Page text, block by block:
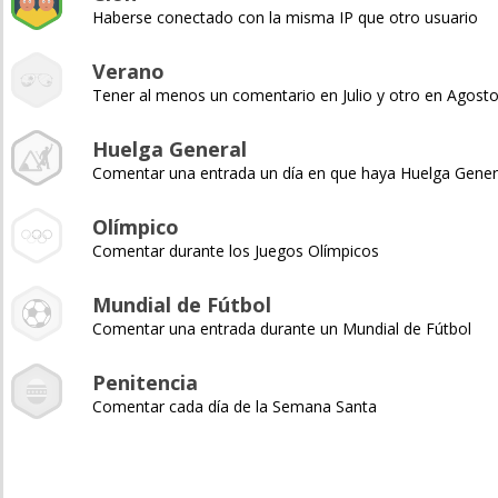
Haberse conectado con la misma IP que otro usuario
Verano
Tener al menos un comentario en Julio y otro en Agosto
Huelga General
Comentar una entrada un día en que haya Huelga
Olímpico
Comentar durante los Juegos Olímpicos
Mundial de Fútbol
Comentar una entrada durante un Mundial de Fútbol
Penitencia
Comentar cada día de la Semana Santa